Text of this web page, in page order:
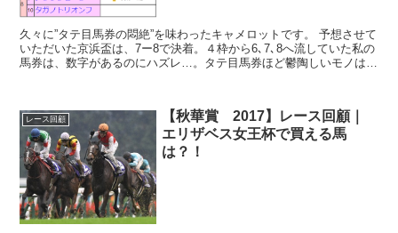
久々に”タテ目馬券の悶絶”を味わったキャメロットです。 予想させて
いただいた京浜盃は、7ー8で決着。４枠から6､7､8へ流していた私の
馬券は、数字があるのにハズレ…。タテ目馬券ほど鬱陶しいモノは、
レース回顧
【秋華賞 2017】レース回顧｜
エリザベス女王杯で買える馬
は？！